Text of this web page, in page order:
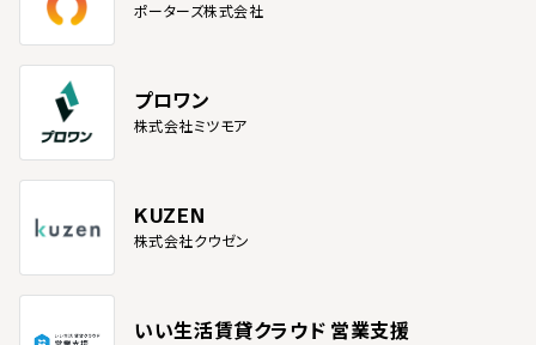
ポーターズ株式会社
プロワン
株式会社ミツモア
KUZEN
株式会社クウゼン
いい生活賃貸クラウド 営業支援